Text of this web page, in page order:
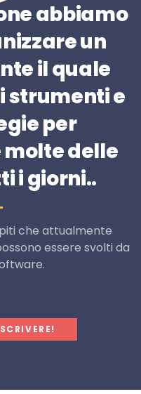
abbiamo
un
il quale
strumenti e
per
delle
i giorni..
che attualmente
essere svolti da